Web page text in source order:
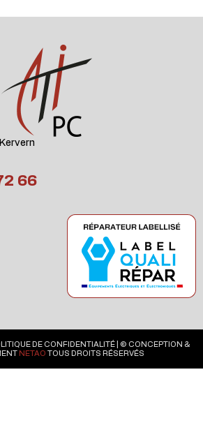
66
DE CONFIDENTIALITÉ| © CONCEPTION &
NETAO TOUS DROITS RÉSERVÉS